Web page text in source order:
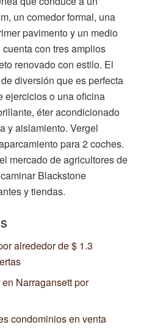
un comedor formal, una
pavimento y un medio
con tres amplios
renovado con estilo. El
diversión que es perfecta
ejercicios o una oficina
éter acondicionado
y aislamiento. Vergel
para 2 coches.
mercado de agricultores de
Blackstone
y tiendas.
alrededor de $ 1.3
Narragansett por
condominios en venta